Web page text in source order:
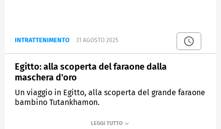
INTRATTENIMENTO 31 AGOSTO 2025
Egitto: alla scoperta del faraone dalla
maschera d'oro
Un viaggio in Egitto, alla scoperta del grande faraone
bambino Tutankhamon.
FREEDOM - OLTRE IL CONFINE